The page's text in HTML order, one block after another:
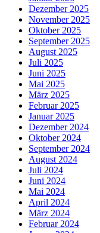
Dezember 2025
November 2025
Oktober 2025
September 2025
August 2025
Juli 2025
Juni 2025
Mai 2025
März 2025
Februar 2025
Januar 2025
Dezember 2024
Oktober 2024
September 2024
August 2024
Juli 2024
Juni 2024
Mai 2024
April 2024
März 2024
Februar 2024